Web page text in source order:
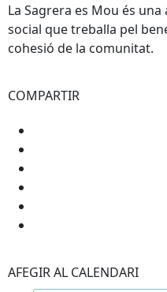
La Sagrera es Mou és
social que treballa pel
cohesió de la comunitat.
COMPARTIR
AFEGIR AL CALENDARI